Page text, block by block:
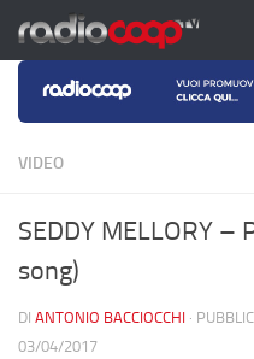
Salta al contenuto
VIDEO
SEDDY MELLORY –
song)
DI ANTONIO BACCIOCCHI ·
03/04/2017